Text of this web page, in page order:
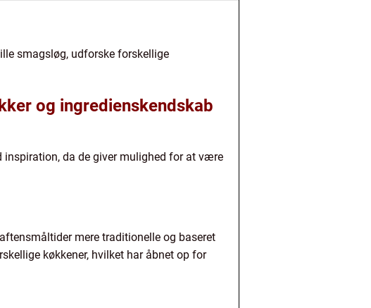
smagsløg, udforske forskellige
og ingredienskendskab
da de giver mulighed for at være
mere traditionelle og baseret
køkkener, hvilket har åbnet op for